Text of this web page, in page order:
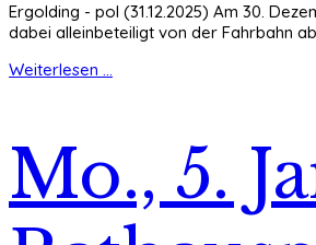
Ergolding - pol (31.12.2025) Am 30.
dabei alleinbeteiligt von der Fahrbahn
Weiterlesen ...
Mo., 5.